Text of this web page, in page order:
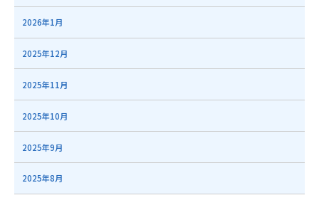
2026年1月
2025年12月
2025年11月
2025年10月
2025年9月
2025年8月